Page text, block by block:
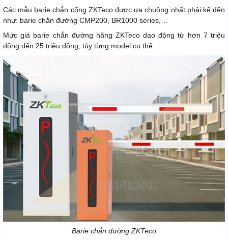
Các mẫu barie chắn cổng ZKTeco được ưa chuộng nhất phải kể đến
như: barie chắn đường CMP200, BR1000 series,…
Mức giá barie chắn đường hãng ZKTeco dao động từ hơn 7 triệu
đồng đến 25 triệu đồng, tùy từng model cụ thể.
Barie chắn đường ZKTeco